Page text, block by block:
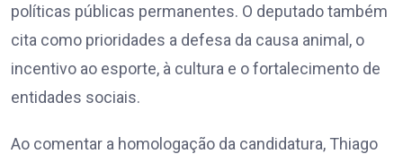
políticas públicas permanentes. O deputado também
cita como prioridades a defesa da causa animal, o
incentivo ao esporte, à cultura e o fortalecimento de
entidades sociais.
Ao comentar a homologação da candidatura, Thiago